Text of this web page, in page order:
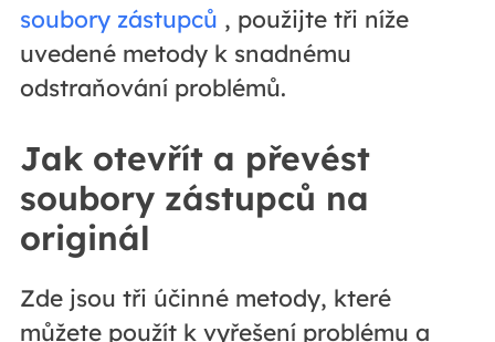
soubory zástupců , použijte tři níže
uvedené metody k snadnému
odstraňování problémů.
Jak otevřít a převést
soubory zástupců na
originál
Zde jsou tři účinné metody, které
můžete použít k vyřešení problému a